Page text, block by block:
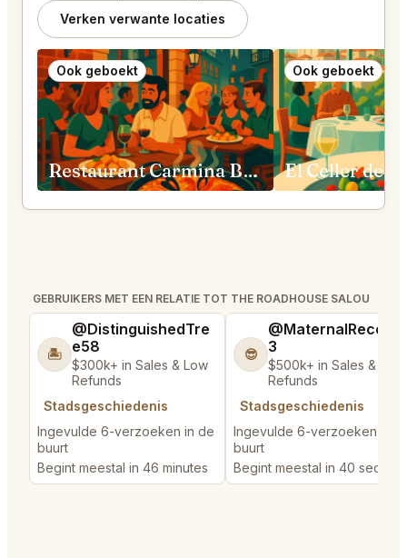
Verken verwante locaties
Ook geboekt
Restaurant Carmina Barcelona
Ook geboekt
GEBRUIKERS MET EEN RELATIE TOT THE ROADHOUSE SALOU
🏝️
@DistinguishedTre
e58
$300k+ in Sales & Low
Refunds
Stadsgeschiedenis
Ingevulde 6-verzoeken in de
buurt
Begint meestal in 46 minutes
😎
3
$500k+ in Sales & Low
Refunds
Stadsgeschiedenis
Ingevulde 6-verzoeken in
buurt
Begint meestal in 40